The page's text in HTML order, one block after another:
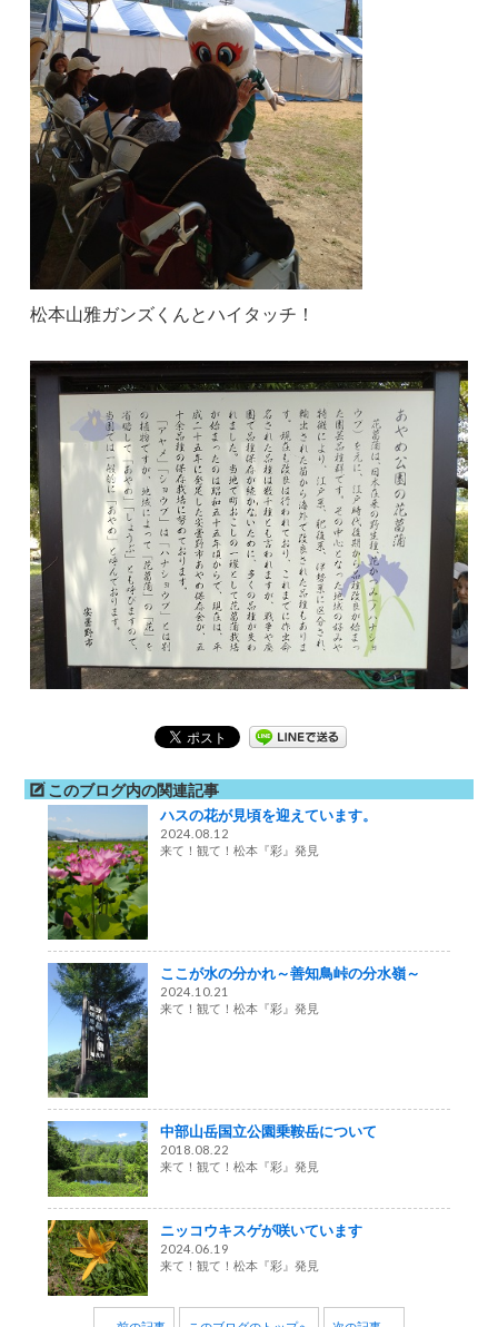
松本山雅ガンズくんとハイタッチ！
このブログ内の関連記事
ハスの花が見頃を迎えています。
2024.08.12
来て！観て！松本『彩』発見
ここが水の分かれ～善知鳥峠の分水嶺～
2024.10.21
来て！観て！松本『彩』発見
中部山岳国立公園乗鞍岳について
2018.08.22
来て！観て！松本『彩』発見
ニッコウキスゲが咲いています
2024.06.19
来て！観て！松本『彩』発見